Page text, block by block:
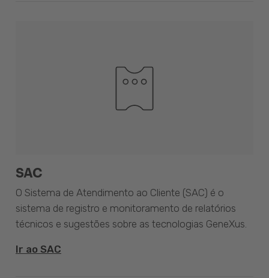
SAC
O Sistema de Atendimento ao Cliente (SAC) é o
sistema de registro e monitoramento de relatórios
técnicos e sugestões sobre as tecnologias GeneXus.
Ir ao SAC